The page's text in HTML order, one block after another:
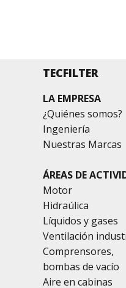
TECFILTER
LA EMPRESA
¿Quiénes somos?
Ingeniería
Nuestras Marcas
ÁREAS DE
Motor
Hidraúlica
Líquidos y gases
Ventilación
bombas de vacío
Aire en cabinas